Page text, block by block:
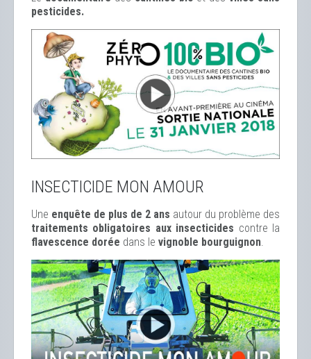
pesticides.
INSECTICIDE MON AMOUR
Une enquête de plus de 2 ans autour du problème des
traitements obligatoires aux insecticides contre la
flavescence dorée dans le vignoble bourguignon